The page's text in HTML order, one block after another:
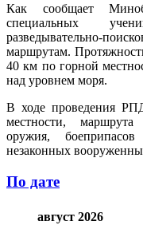
Как сообщает
специальных
разведывательно-
маршрутам.
40 км по горной
над уровнем моря.
В ходе проведения
местности,
оружия,
незаконных
По дате
август 2026